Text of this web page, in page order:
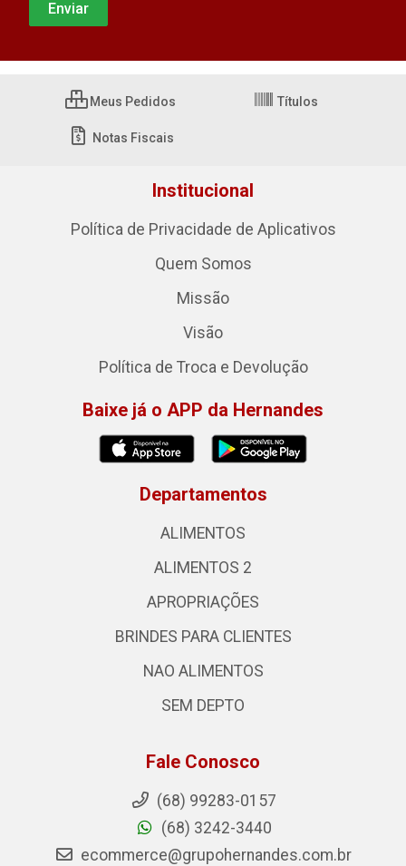
Meus Pedidos Títulos
Notas Fiscais
Institucional
Política de Privacidade de Aplicativos
Quem Somos
Missão
Visão
Política de Troca e Devolução
Baixe já o APP da Hernandes
Departamentos
ALIMENTOS
ALIMENTOS 2
APROPRIAÇÕES
BRINDES PARA CLIENTES
NAO ALIMENTOS
SEM DEPTO
Fale Conosco
(68) 99283-0157
(68) 3242-3440
ecommerce@grupohernandes.com.br